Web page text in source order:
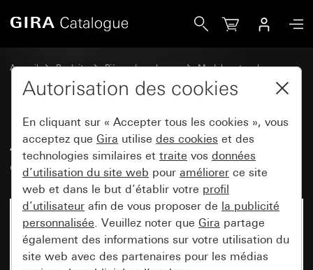
Accueil Produits Pièces de rechange
Modules et caches
Commuter et pousser
Ancien - Bascule avec zone
d'inscription
Autorisation des cookies
En cliquant sur « Accepter tous les cookies », vous
acceptez que Gira utilise des cookies et des
technologies similaires et traite vos données
d’utilisation du site web pour améliorer ce site
web et dans le but d’établir votre profil
d’utilisateur afin de vous proposer de la publicité
personnalisée. Veuillez noter que Gira partage
également des informations sur votre utilisation du
site web avec des partenaires pour les médias